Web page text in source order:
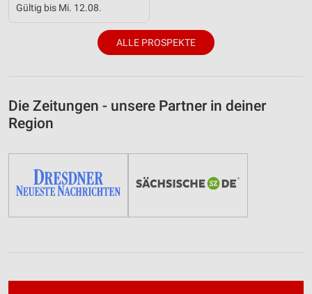
Gültig bis Mi. 12.08.
ALLE PROSPEKTE
Die Zeitungen - unsere Partner in deiner
Region